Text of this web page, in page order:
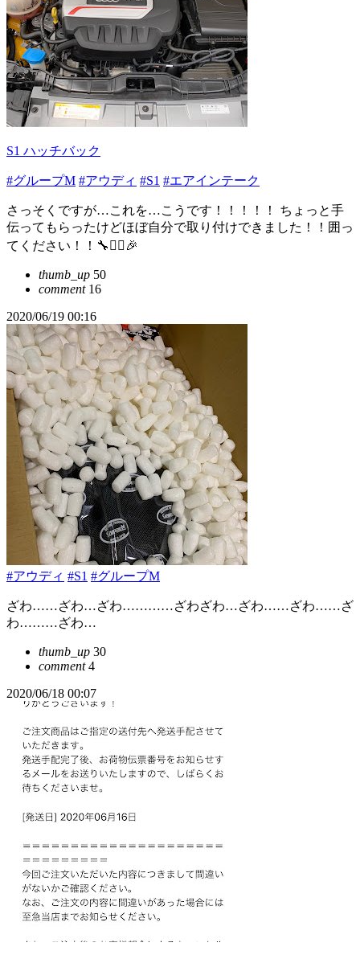
S1 ハッチバック
#グループM #アウディ #S1 #エアインテーク
さっそくですが…これを…こうです！！！！！ ちょっと手
伝ってもらったけどほぼ自分で取り付けできました！！囲っ
てください！！🔧🙋‍♀️🎉
thumb_up 50
comment16
2020/06/19 00:16
#アウディ #S1 #グループM
ざわ……ざわ…ざわ…………ざわざわ…ざわ……ざわ……ざ
わ………ざわ…
thumb_up 30
comment4
2020/06/18 00:07